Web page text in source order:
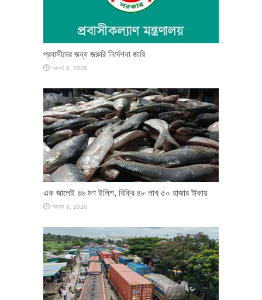
প্রবাসীদের জন্য জরুরি নির্দেশনা জারি
আগস্ট 8, 2026
এক জালেই ৪৬ মণ ইলিশ, বিক্রি ৪৮ লাখ ৫০ হাজার টাকায়
আগস্ট 8, 2026